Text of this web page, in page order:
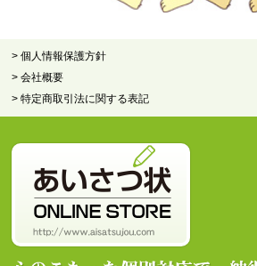
> 個人情報保護方針
> 会社概要
> 特定商取引法に関する表記